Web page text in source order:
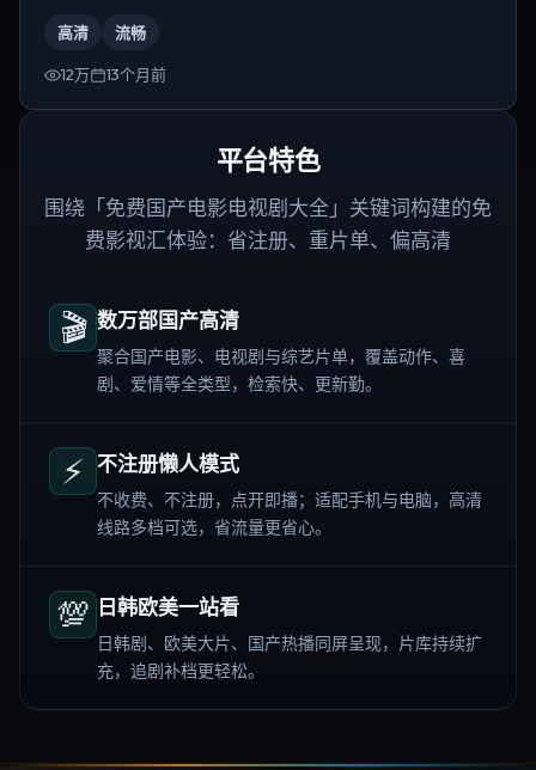
高清 流畅
12万 13个月前
平台特色
围绕「免费国产电影电视剧大全」关键词构建的免
费影视汇体验：省注册、重片单、偏高清
🎬 数万部国产高清
聚合国产电影、电视剧与综艺片单，覆盖动作、喜
剧、爱情等全类型，检索快、更新勤。
⚡ 不注册懒人模式
不收费、不注册，点开即播；适配手机与电脑，高清
线路多档可选，省流量更省心。
💯 日韩欧美一站看
日韩剧、欧美大片、国产热播同屏呈现，片库持续扩
充，追剧补档更轻松。